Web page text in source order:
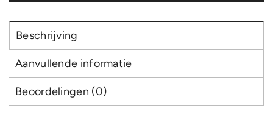
Beschrijving
Aanvullende informatie
Beoordelingen (0)